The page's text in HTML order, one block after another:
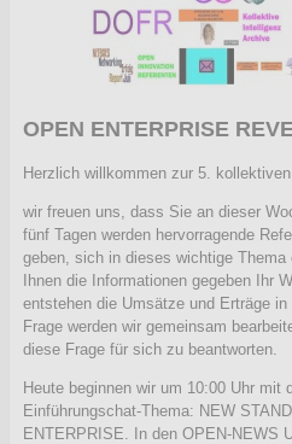
OPEN ENTERPRISE
Herzlich willkommen zur 5.
wir freuen uns, dass Sie an dieser
fünf Tagen werden hervorragende
geben, sich in dieses wichtige Thema
Ihnen die Informationen gegeben Ihr
entstehen die Umsätze und Erträge
Frage werden wir gemeinsam
diese Frage für sich zu beantworten.
Heute beginnen wir um 10:00 Uhr mit
Einführungschat-Thema: NEW
ENTERPRISE.
In den OPEN-NEWS